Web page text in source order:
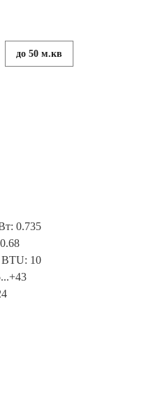
до 50 м.кв
0.735
10